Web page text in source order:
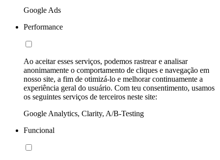
Google Ads
Performance
Ao aceitar esses serviços, podemos rastrear e analisar
anonimamente o comportamento de cliques e navegação em
nosso site, a fim de otimizá-lo e melhorar continuamente a
experiência geral do usuário. Com teu consentimento, usamos
os seguintes serviços de terceiros neste site:
Google Analytics, Clarity, A/B-Testing
Funcional